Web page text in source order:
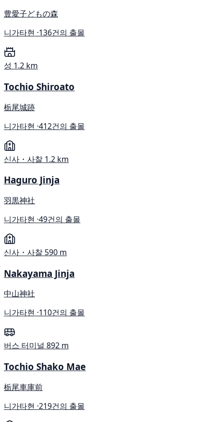
豊愛子どもの森
니가타현 ·136건의 출몰
성 1.2 km
Tochio Shiroato
栃尾城跡
니가타현 ·412건의 출몰
신사・사찰 1.2 km
Haguro Jinja
羽黒神社
니가타현 ·49건의 출몰
신사・사찰 590 m
Nakayama Jinja
中山神社
니가타현 ·110건의 출몰
버스 터미널 892 m
Tochio Shako Mae
栃尾車庫前
니가타현 ·219건의 출몰